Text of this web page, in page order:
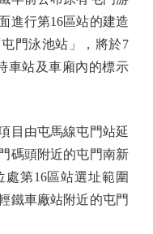
進行第16區站的建造
門泳池站」，將於7
車站及車廂內的標示
由屯馬線屯門站延
碼頭附近的屯門南新
第16區站選址範圍
鐵車廠站附近的屯門